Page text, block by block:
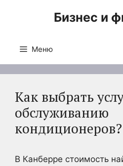
Бизнес и
Меню
Как выбрать
обслуживанию
кондиционеров?
В Канберре стоимость